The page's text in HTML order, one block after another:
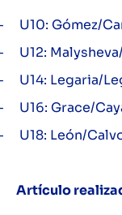
U10: Gómez/
U12:
U14: Legaria/
U16: Grace/
U18: León/
Artículo